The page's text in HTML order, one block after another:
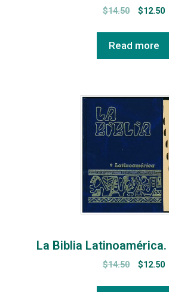
$14.50 $12.50
Read more
La Biblia
$14.50 $12.50